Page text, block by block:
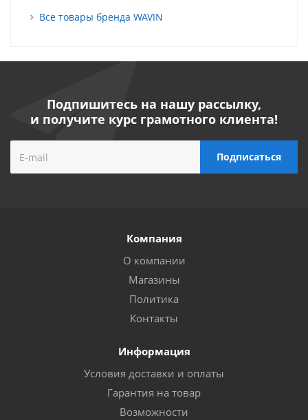
Все товары бренда WAVIN
Подпишитесь на нашу рассылку,
и получите курс грамотного клиента!
Компания
О компании
Магазины
Политика
Контакты
Информация
Условия доставки и оплаты
Гарантия на товар
Возможности